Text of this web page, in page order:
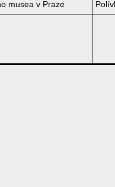
musea v Praze